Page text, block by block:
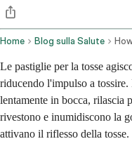
Home Blog sulla Salute
Le pastiglie per la tosse
riducendo l'impulso a
lentamente in bocca, rilascia
rivestono e inumidiscono la
attivano il riflesso della tosse.